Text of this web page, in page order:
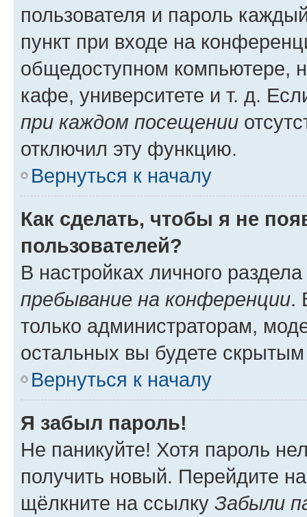
пользователя и пароль
пункт при входе на
общедоступном компьютере,
кафе, университете и т. д.
при каждом посещении
отключил эту функцию.
Вернуться к началу
Как сделать, чтобы я не
пользователей?
В настройках личного
пребывание на конференции.
только администраторам,
остальных вы будете
Вернуться к началу
Я забыл пароль!
Не паникуйте! Хотя пароль
получить новый. Перейдите
щёлкните на ссылку Забыли